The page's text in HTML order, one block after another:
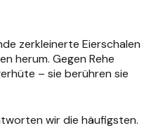
zerkleinerte Eierschalen
herum. Gegen Rehe
– sie berühren sie
wir die häufigsten.